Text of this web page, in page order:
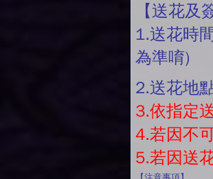
【送花及
1.送花時
為準唷)
2.送花地
3.依指定
4.若因不
5.若因送